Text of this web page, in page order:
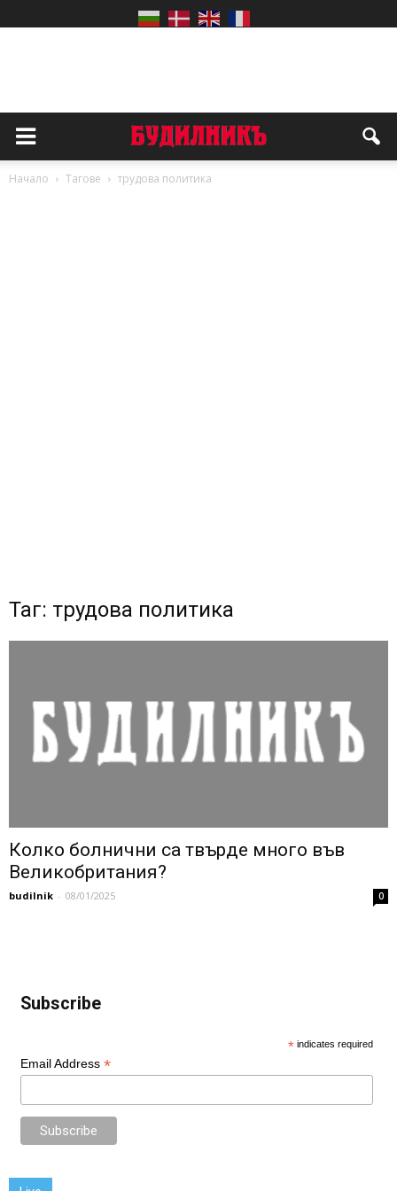
Начало Тагове трудова политика
Таг: трудова политика
Колко болнични са твърде много във
Великобритания?
budilnik - 08/01/2025 0
Subscribe
* indicates required
Email Address *